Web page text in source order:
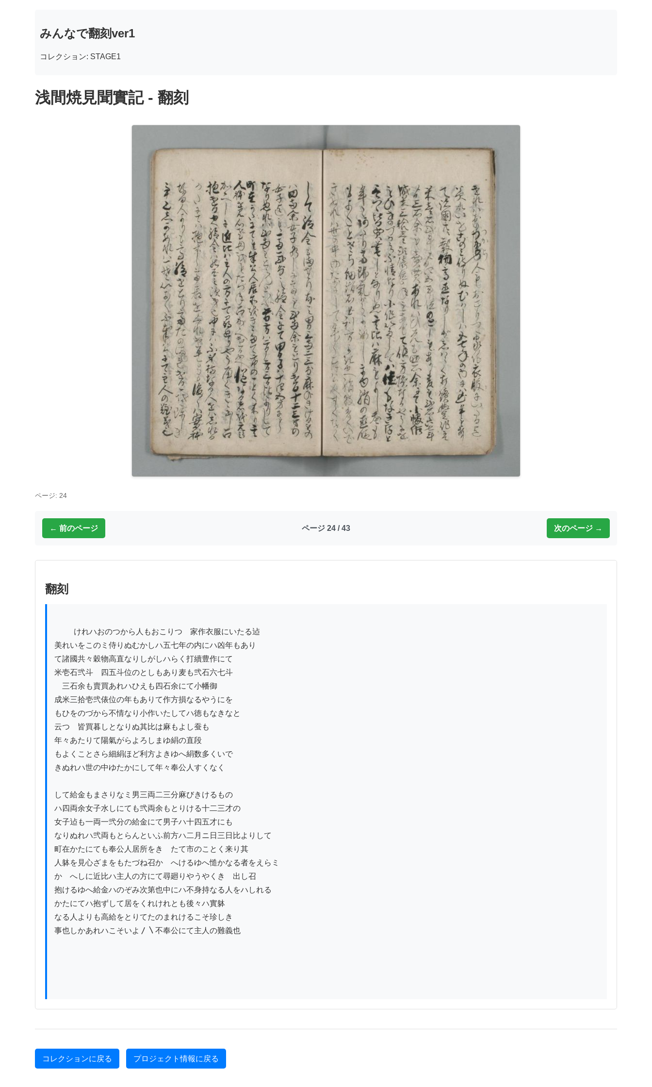
みんなで翻刻ver1
コレクション: STAGE1
浅間焼見聞實記 - 翻刻
ページ: 24
← 前のページ ページ 24 / 43 次のページ →
翻刻
美れいをこのミ侍りぬむかしハ五七年の内にハ凶年もあり
て諸國共々穀物高直なりしがしハらく打續豊作にて
米壱石弐斗ゟ四五斗位のとしもあり麦も弐石六七斗
ゟ三石余も賣買あれハひえも四石余にて小幡御
成米三拾壱弐俵位の年もありて作方損なるやうにを
もひをのづから不情なり小作いたしてハ徳もなきなと
云つゝ皆買暮しとなりぬ其比は麻もよし蚕も
年々あたりて陽氣がらよろしまゆ絹の直段
もよくことさら細絹ほど利方よきゆへ絹数多くいで
きぬれハ世の中ゆたかにして年々奉公人すくなく
して給金もまさりなミ男三両二三分麻びきけるもの
ハ四両余女子水しにても弐両余もとりける十二三才の
女子迠も一両一弐分の給金にて男子ハ十四五才にも
なりぬれハ弐両もとらんといふ前方ハ二月ニ日三日比よりして
町在かたにても奉公人居所をきゝたて市のことく来り其
人躰を見心ざまをもたづね召かゝへけるゆへ慥かなる者をえらミ
かゝへしに近比ハ主人の方にて尋廻りやうやくきゝ出し召
抱けるゆへ給金ハのぞみ次第也中にハ不身持なる人をハしれる
かたにてハ抱ずして居をくれけれとも後々ハ實躰
なる人よりも高給をとりてたのまれけるこそ珍しき
事也しかあれハこそいよ〳〵不奉公にて主人の難義也
コレクションに戻る プロジェクト情報に戻る